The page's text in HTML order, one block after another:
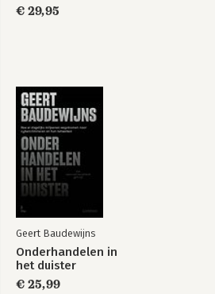
€ 29,95
Geert Baudewijns
Onderhandelen in
het duister
€ 25,99